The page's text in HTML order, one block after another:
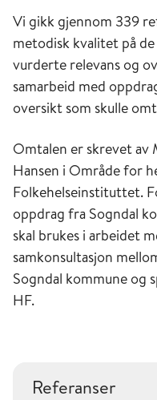
​​Vi gikk gjennom 339
metodisk kvalitet på
vurderte relevans og
samarbeid med
oversikt som skulle
Omtalen er skrevet av
Hansen i Område for
Folkehelseinstituttet.
oppdrag fra Sogndal
skal brukes i arbeidet
samkonsultasjon
Sogndal kommune og
HF. ​
Referanser